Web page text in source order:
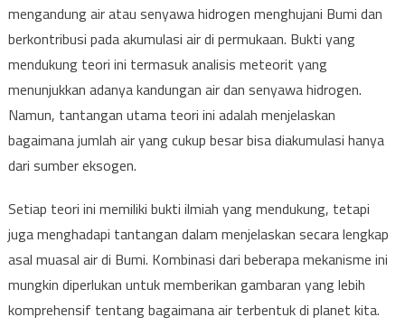
mengandung air atau senyawa hidrogen menghujani Bumi dan
berkontribusi pada akumulasi air di permukaan. Bukti yang
mendukung teori ini termasuk analisis meteorit yang
menunjukkan adanya kandungan air dan senyawa hidrogen.
Namun, tantangan utama teori ini adalah menjelaskan
bagaimana jumlah air yang cukup besar bisa diakumulasi hanya
dari sumber eksogen.
Setiap teori ini memiliki bukti ilmiah yang mendukung, tetapi
juga menghadapi tantangan dalam menjelaskan secara lengkap
asal muasal air di Bumi. Kombinasi dari beberapa mekanisme ini
mungkin diperlukan untuk memberikan gambaran yang lebih
komprehensif tentang bagaimana air terbentuk di planet kita.